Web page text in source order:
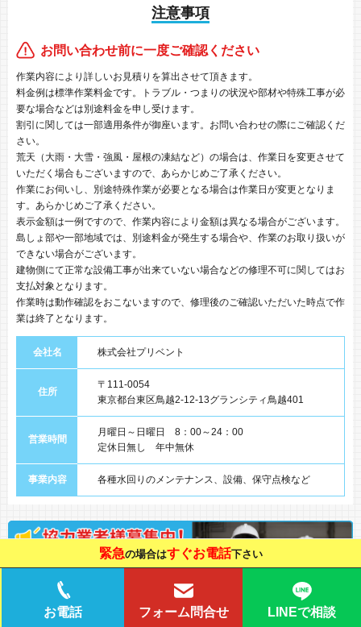
注意事項
お問い合わせ前に一度ご確認ください
作業内容により詳しいお見積りを算出させて頂きます。
料金例は標準作業料金です。トラブル・つまりの状況や部材や特殊工事が必
要な場合などは別途料金を申し受けます。
割引に関しては一部適用条件が御座います。お問い合わせの際にご確認くだ
さい。
荒天（大雨・大雪・強風・屋根の凍結など）の場合は、作業日を変更させて
いただく場合もございますので、あらかじめご了承ください。
作業にお伺いし、別途特殊作業が必要となる場合は作業日が変更となりま
す。あらかじめご了承ください。
表示金額は一例ですので、作業内容により金額は異なる場合がございます。
島しょ部や一部地域では、別途料金が発生する場合や、作業のお取り扱いが
できない場合がございます。
建物側にて正常な設備工事が出来ていない場合などの修理不可に関してはお
支払対象となります。
作業時は動作確認をおこないますので、修理後のご確認いただいた時点で作
業は終了となります。
会社名 株式会社プリベント
住所
〒111-0054
東京都台東区鳥越2-12-13グランシティ鳥越401
営業時間
月曜日～日曜日 8：00～24：00
定休日無し 年中無休
事業内容 各種水回りのメンテナンス、設備、保守点検など
緊急の場合はすぐお電話下さい
お電話 フォーム問合せ LINEで相談